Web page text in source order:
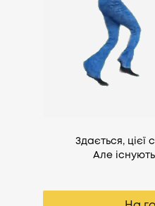
Здається, цієї
Але